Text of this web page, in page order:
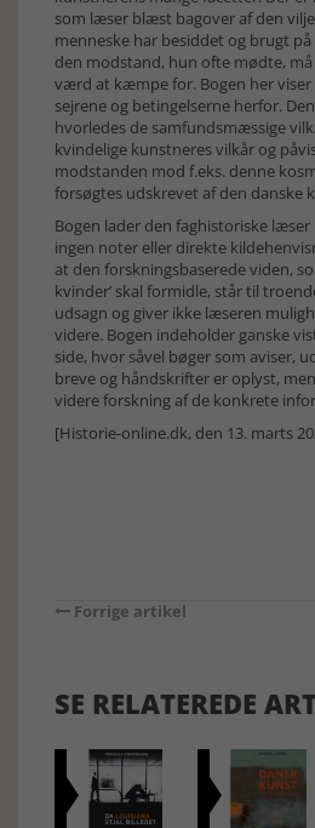
som læser blæst bagover af den
menneske har besiddet og brugt
den modstand, hun ofte mødte,
værd at kæmpe for. Bogen her viser
sejrene og betingelserne herfor.
hvorledes de samfundsmæssige
kvindelige kunstneres vilkår og
modstanden mod f.eks. denne
forsøgtes udskrevet af den danske
Bogen lader den faghistoriske
ingen noter eller direkte
at den forskningsbaserede viden,
kvinder’ skal formidle, står til
udsagn og giver ikke læseren
videre. Bogen indeholder ganske
side, hvor såvel bøger som aviser,
breve og håndskrifter er oplyst,
videre forskning af de konkrete
[Historie-online.dk, den 13. marts
Forrige artikel
SE RELATEREDE